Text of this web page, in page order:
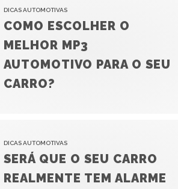
DICAS AUTOMOTIVAS
COMO ESCOLHER O
MELHOR MP3
AUTOMOTIVO PARA O SEU
CARRO?
DICAS AUTOMOTIVAS
SERÁ QUE O SEU CARRO
REALMENTE TEM ALARME